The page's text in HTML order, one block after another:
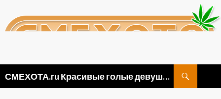
СМЕХОТА.ru Красивые голые девушки, прикольные картинки ню и видео приколы